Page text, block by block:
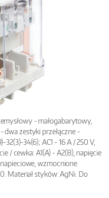
- małogabarytowy,
dwa zestyki przełączne -
32(3)-34(6); AC1 - 16 A / 250 V,
/ cewka: A1(A) - A2(B), napięcie
wzmocnione.
Materiał styków: AgNi. Do